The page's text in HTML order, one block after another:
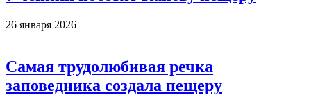
26 января 2026
Самая трудолюбивая речка
заповедника создала пещеру